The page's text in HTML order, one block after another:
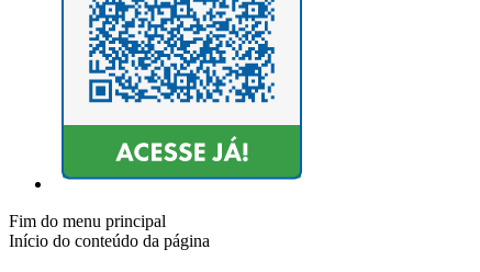
Fim do menu principal
Início do conteúdo da página